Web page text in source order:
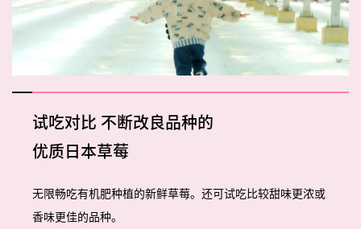
试吃对比 不断改良品种的
优质日本草莓
无限畅吃有机肥种植的新鲜草莓。还可试吃比较甜味更浓或
香味更佳的品种。